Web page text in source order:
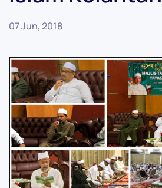
07 Jun, 2018